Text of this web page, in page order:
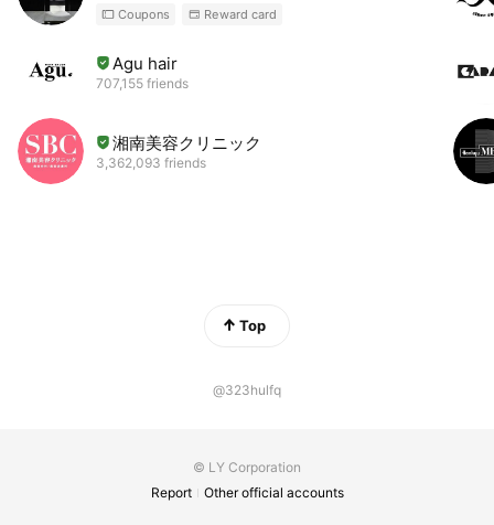
Coupons Reward card
Agu hair
707,155 friends
湘南美容クリニック
3,362,093 friends
Top
@323hulfq
© LY Corporation
Report
Other official accounts